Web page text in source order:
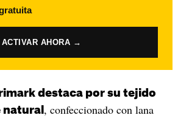
ACTIVAR AHORA →
destaca por su tejido
, confeccionado con lana